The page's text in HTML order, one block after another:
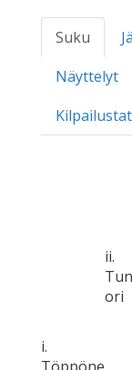
Suku
Näyttelyt
i.
ii.
ori